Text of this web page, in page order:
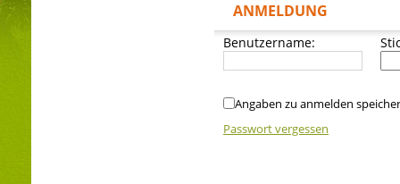
ANMELDUNG
Benutzername:
Angaben zu anmelden
Passwort vergessen